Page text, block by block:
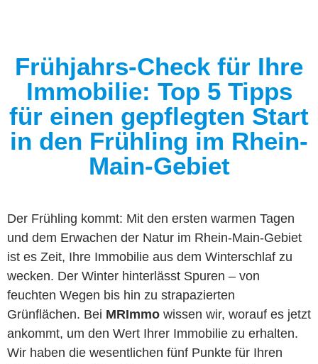
Frühjahrs-Check für Ihre
Immobilie: Top 5 Tipps
für einen gepflegten Start
in den Frühling im Rhein-
Main-Gebiet
Der Frühling kommt: Mit den ersten warmen Tagen
und dem Erwachen der Natur im Rhein-Main-Gebiet
ist es Zeit, Ihre Immobilie aus dem Winterschlaf zu
wecken. Der Winter hinterlässt Spuren – von
feuchten Wegen bis hin zu strapazierten
Grünflächen. Bei MRImmo wissen wir, worauf es jetzt
ankommt, um den Wert Ihrer Immobilie zu erhalten.
Wir haben die wesentlichen fünf Punkte für Ihren